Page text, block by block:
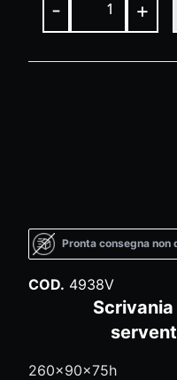
- +
Pronta consegna non
COD. 4938V
260x90x75h